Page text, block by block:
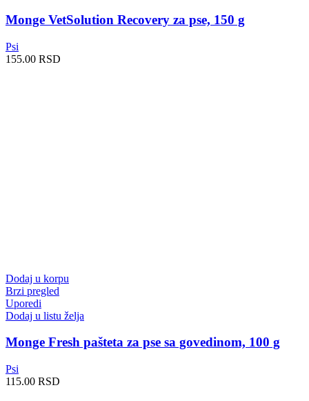
Monge VetSolution Recovery za pse, 150 g
Psi
155.00 RSD
Dodaj u korpu
Brzi pregled
Uporedi
Dodaj u listu želja
Monge Fresh pašteta za pse sa govedinom, 100 g
Psi
115.00 RSD